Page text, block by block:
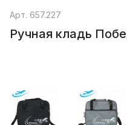
Арт. 657.227
Ручная кладь